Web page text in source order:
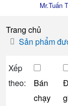
Mr.Tuấn
Trang chủ
Sản phẩm
Xếp
theo:
Bán
chạy